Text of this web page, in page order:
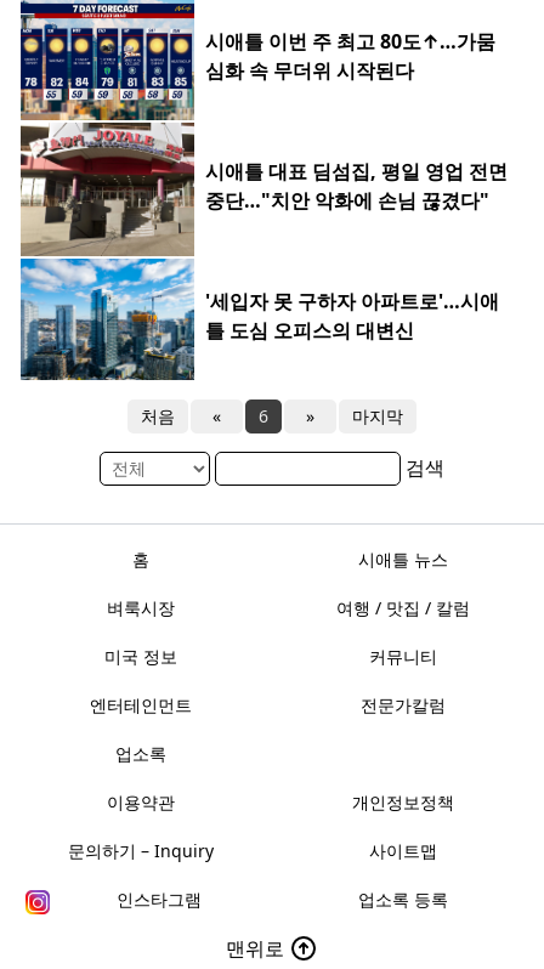
시애틀 이번 주 최고 80도↑…가뭄
심화 속 무더위 시작된다
시애틀 대표 딤섬집, 평일 영업 전면
중단…"치안 악화에 손님 끊겼다"
'세입자 못 구하자 아파트로'…시애
틀 도심 오피스의 대변신
처음 « 6 » 마지막
검색
홈 시애틀 뉴스
벼룩시장 여행 / 맛집 / 칼럼
미국 정보 커뮤니티
엔터테인먼트 전문가칼럼
업소록
이용약관 개인정보정책
문의하기 – Inquiry 사이트맵
인스타그램 업소록 등록
맨위로